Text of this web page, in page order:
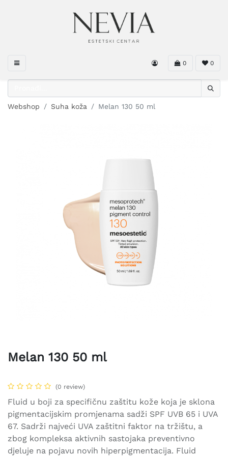
0 0
Webshop Suha koža Melan 130 50 ml
Melan 130 50 ml
(0 review)
Fluid u boji za specifičnu zaštitu kože koja je sklona
pigmentacijskim promjenama sadži SPF UVB 65 i UVA
67. Sadrži najveći UVA zaštitni faktor na tržištu, a
zbog kompleksa aktivnih sastojaka preventivno
djeluje na pojavu novih hiperpigmentacija. Fluid